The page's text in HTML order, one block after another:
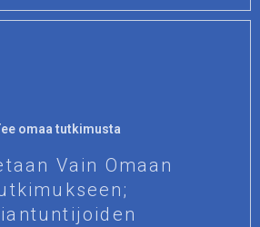
omaa tutkimusta
Vain Omaan